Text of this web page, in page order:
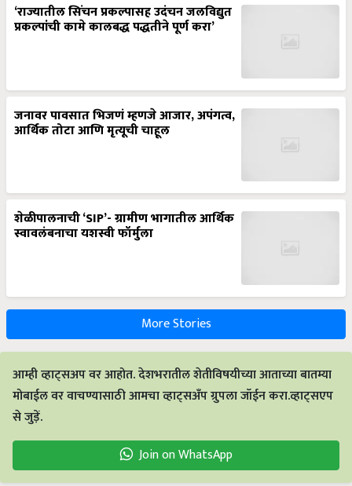
‘राज्यातील सिंचन प्रकल्पासह उदंचन जलविद्युत
प्रकल्पांची कामे कालबद्ध पद्धतीने पूर्ण करा’
जनावर पावसात भिजणं म्हणजे आजार, अपंगत्व,
आर्थिक तोटा आणि मृत्यूची चाहूल
शेळीपालनाची ‘SIP’- ग्रामीण भागातील आर्थिक
स्वावलंबनाचा यशस्वी फॉर्मुला
More Stories
आम्ही व्हाट्सअप वर आहोत. देशभरातील शेतीविषयीच्या आताच्या बातम्या
मोबाईल वर वाचण्यासाठी आमचा व्हाट्सअँप ग्रुपला जॉईन करा.व्हाट्सएप
से जुड़ें.
Join on WhatsApp